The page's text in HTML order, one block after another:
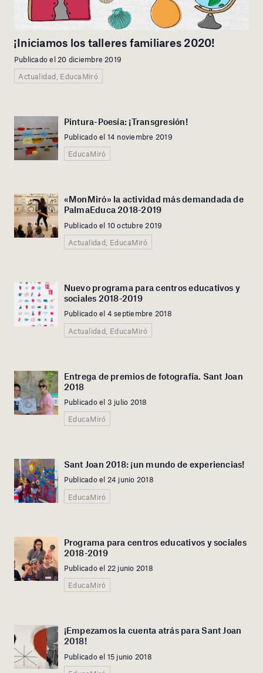
¡Iniciamos los talleres familiares 2020!
Publicado el 20 diciembre 2019
Actualidad, EducaMiró
Pintura-Poesía: ¡Transgresión!
Publicado el 14 noviembre 2019
EducaMiró
«MonMiró» la actividad más demandada de
PalmaEduca 2018-2019
Publicado el 10 octubre 2019
Actualidad, EducaMiró
Nuevo programa para centros educativos y
sociales 2018-2019
Publicado el 4 septiembre 2018
Actualidad, EducaMiró
Entrega de premios de fotografía. Sant Joan
2018
Publicado el 3 julio 2018
EducaMiró
Sant Joan 2018: ¡un mundo de experiencias!
Publicado el 24 junio 2018
EducaMiró
Programa para centros educativos y sociales
2018-2019
Publicado el 22 junio 2018
EducaMiró
¡Empezamos la cuenta atrás para Sant Joan
2018!
Publicado el 15 junio 2018